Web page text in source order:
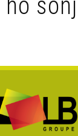
nevez e brezhoneg e
Brezhoweb)
Brezhoweb)
nevez e brezhoneg e